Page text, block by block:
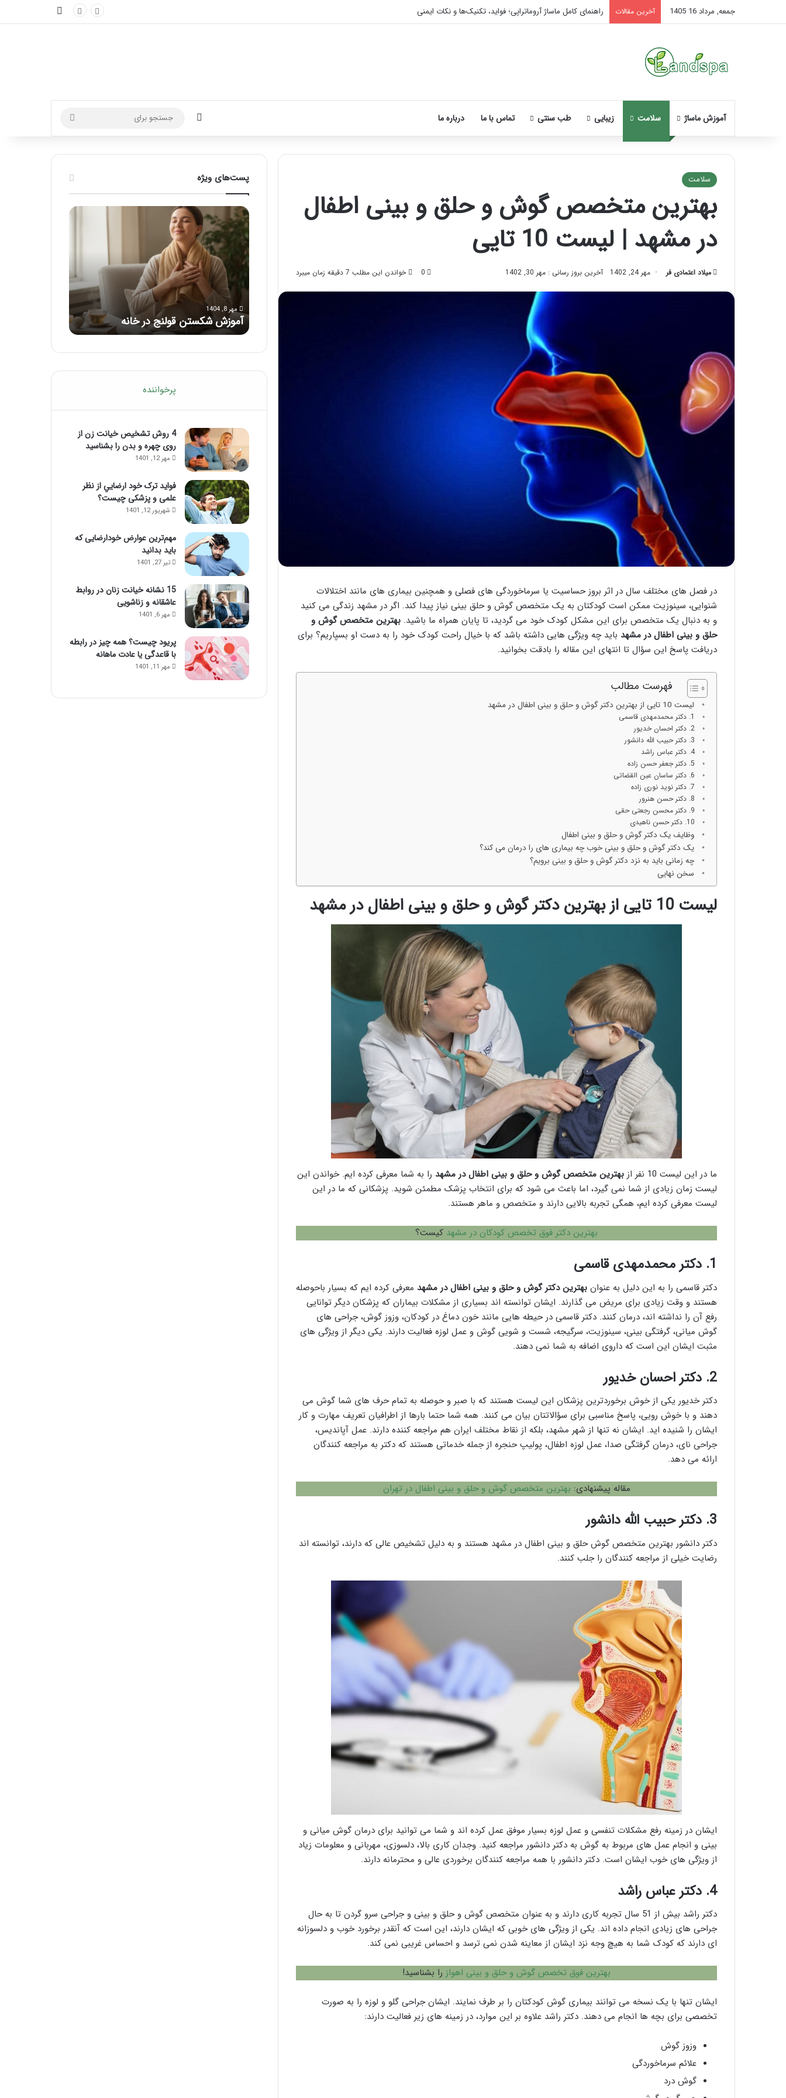
جمعه, مرداد 16 1405 آخرین مقالات راهنمای کامل ماساژ آروماتراپی؛ فواید، تکنیک‌ها و نکات ایمنی
آموزش ماساژ سلامت زیبایی طب سنتی تماس با ما درباره ما تغییر پوسته
برای
سلامت
بهترین متخصص گوش و حلق و بینی اطفال
در مشهد | لیست 10 تایی
میلاد اعتمادی فر مهر 24, 1402 آخرین بروز رسانی : مهر 30, 1402 0 خواندن این مطلب 7 دقیقه زمان میبرد
در فصل های مختلف سال در اثر بروز حساسیت یا سرماخوردگی های فصلی و همچنین بیماری های مانند اختلالات
شنوایی، سینوزیت ممکن است کودکتان به یک متخصص گوش و حلق بینی نیاز پیدا کند. اگر در مشهد زندگی می کنید
و به دنبال یک متخصص برای این مشکل کودک خود می گردید، تا پایان همراه ما باشید. بهترین متخصص گوش و
حلق و بینی اطفال در مشهد باید چه ویژگی هایی داشته باشد که با خیال راحت کودک خود را به دست او بسپاریم؟ برای
دریافت پاسخ این سؤال تا انتهای این مقاله را بادقت بخوانید.
فهرست مطالب
لیست 10 تایی از بهترین دکتر گوش و حلق و بینی اطفال در مشهد
1. دکتر محمدمهدی قاسمی
2. دکتر احسان خدیور
3. دکتر حبیب الله دانشور
4. دکتر عباس راشد
5. دکتر جعفر حسن زاده
6. دکتر ساسان عین القضاتی
7. دکتر نوید نوری زاده
8. دکتر حسن هنرور
9. دکتر محسن رجعتی حقی
10. دکتر حسن ناهیدی
وظایف یک دکتر گوش و حلق و بینی اطفال
یک دکتر گوش و حلق و بینی خوب چه بیماری های را درمان می کند؟
چه زمانی باید به نزد دکتر گوش و حلق و بینی برویم؟
سخن نهایی
لیست 10 تایی از بهترین دکتر گوش و حلق و بینی اطفال در مشهد
ما در این لیست 10 نفر از بهترین متخصص گوش و حلق و بینی اطفال در مشهد را به شما معرفی کرده ایم. خواندن این
لیست زمان زیادی از شما نمی گیرد، اما باعث می شود که برای انتخاب پزشک مطمئن شوید. پزشکانی که ما در این
لیست معرفی کرده ایم، همگی تجربه بالایی دارند و متخصص و ماهر هستند.
بهترین دکتر فوق تخصص کودکان در مشهد کیست؟
1. دکتر محمدمهدی قاسمی
دکتر قاسمی را به این دلیل به عنوان بهترین دکتر گوش و حلق و بینی اطفال در مشهد معرفی کرده ایم که بسیار باحوصله
هستند و وقت زیادی برای مریض می گذارند. ایشان توانسته اند بسیاری از مشکلات بیماران که پزشکان دیگر توانایی
رفع آن را نداشته اند، درمان کنند. دکتر قاسمی در حیطه هایی مانند خون دماغ در کودکان، وزوز گوش، جراحی های
گوش میانی، گرفتگی بینی، سینوزیت، سرگیجه، شست و شویی گوش و عمل لوزه فعالیت دارند. یکی دیگر از ویژگی های
مثبت ایشان این است که داروی اضافه به شما نمی دهند.
2. دکتر احسان خدیور
دکتر خدیور یکی از خوش برخوردترین پزشکان این لیست هستند که با صبر و حوصله به تمام حرف های شما گوش می
دهند و با خوش رویی، پاسخ مناسبی برای سؤالاتتان بیان می کنند. همه شما حتما بارها از اطرافیان تعریف مهارت و کار
ایشان را شنیده اید. ایشان نه تنها از شهر مشهد، بلکه از نقاط مختلف ایران هم مراجعه کننده دارند. عمل آپاندیس،
جراحی نای، درمان گرفتگی صدا، عمل لوزه اطفال، پولیپ حنجره از جمله خدماتی هستند که دکتر به مراجعه کنندگان
ارائه می دهد.
مقاله پیشنهادی: بهترین متخصص گوش و حلق و بینی اطفال در تهران
3. دکتر حبیب الله دانشور
دکتر دانشور بهترین متخصص گوش حلق و بینی اطفال در مشهد هستند و به دلیل تشخیص عالی که دارند، توانسته اند
رضایت خیلی از مراجعه کنندگان را جلب کنند.
ایشان در زمینه رفع مشکلات تنفسی و عمل لوزه بسیار موفق عمل کرده اند و شما می توانید برای درمان گوش میانی و
بینی و انجام عمل های مربوط به گوش به دکتر دانشور مراجعه کنید. وجدان کاری بالا، دلسوزی، مهربانی و معلومات زیاد
از ویژگی های خوب ایشان است. دکتر دانشور با همه مراجعه کنندگان برخوردی عالی و محترمانه دارند.
4. دکتر عباس راشد
دکتر راشد بیش از 51 سال تجربه کاری دارند و به عنوان متخصص گوش و حلق و بینی و جراحی سرو گردن تا به حال
جراحی های زیادی انجام داده اند. یکی از ویژگی های خوبی که ایشان دارند، این است که آنقدر برخورد خوب و دلسوزانه
ای دارند که کودک شما به هیچ وجه نزد ایشان از معاینه شدن نمی ترسد و احساس غریبی نمی کند.
بهترین فوق تخصص گوش و حلق و بینی اهواز را بشناسید!
ایشان تنها با یک نسخه می توانند بیماری گوش کودکتان را بر طرف نمایند. ایشان جراحی گلو و لوزه را به صورت
تخصصی برای بچه ها انجام می دهند. دکتر راشد علاوه بر این موارد، در زمینه های زیر فعالیت دارند:
وزوز گوش
علائم سرماخوردگی
گوش درد
پست‌های ویژه
نحوه
صورت
بعد
تزریق
تیر 28, 1404
نحوه ماساژ صورت بعد از تزریق چربی؛
بایدها و نبایدهای آن!
آموزش
شکستن
ماساژ
برای
بهبود
تمرکز
ذهنی؛
با
این
حواس‌جمع
شوید!
مرداد 6, 1404
ماساژ برای بهبود تمرکز ذهنی؛ با این
ماساژ حواس‌جمع شوید!
راهنمای
بعد
از
پرخواننده
4 روش تشخیص خیانت زن از
روی چهره و بدن را بشناسید
مهر 12, 1401
فواید ترک خود ارضايي از نظر
علمی و پزشکی چیست؟
شهریور 12, 1401
مهم‌ترین عوارض خودارضایی که
باید بدانید
تیر 27, 1401
15 نشانه خیانت زنان در روابط
عاشقانه و زناشویی
مهر 6, 1401
پریود چیست؟ همه چیز در رابطه
با قاعدگی یا عادت ماهانه
مهر 11, 1401